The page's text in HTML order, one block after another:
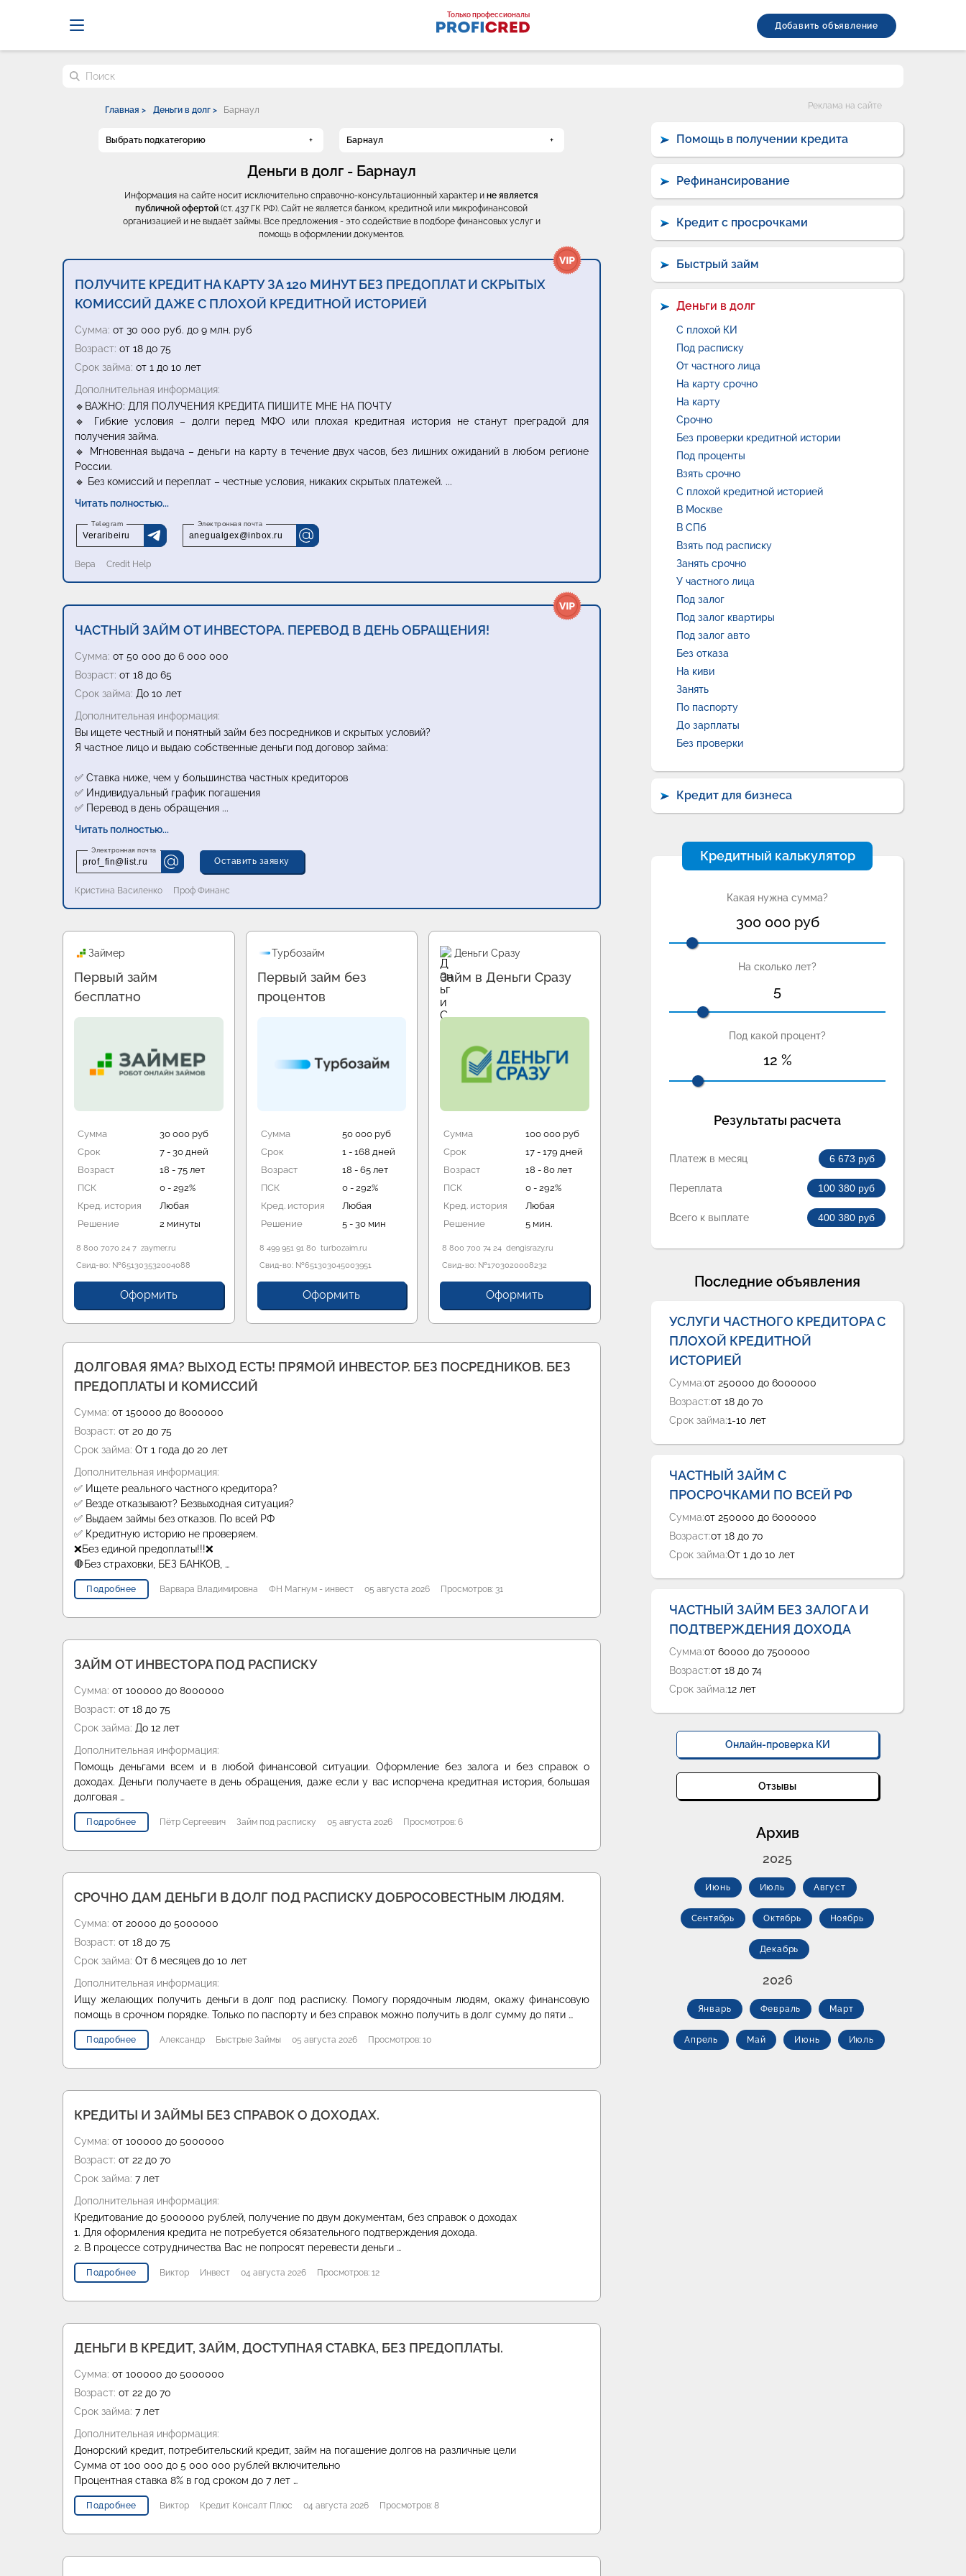
Только профессионалы
Добавить объявление
Поиск по сайту
Главная > Деньги в долг > Барнаул
Выбрать подкатегорию Барнаул
Деньги в долг - Барнаул
Информация на сайте носит исключительно справочно-консультационный характер ине является
публичной офертой (ст. 437 ГК РФ). Сайт не является банком, кредитной или микрофинансовой
организацией и не выдаёт займы. Все предложения - это содействие в подборе финансовых услуг и
помощь в оформлении документов.
ПОЛУЧИТЕ КРЕДИТ НА КАРТУ ЗА 120 МИНУТ БЕЗ ПРЕДОПЛАТ И СКРЫТЫХ
КОМИССИЙ ДАЖЕ С ПЛОХОЙ КРЕДИТНОЙ ИСТОРИЕЙ
Сумма: от 30 000 руб. до 9 млн. руб
Возраст: от 18 до 75
Срок займа: от 1 до 10 лет
Дополнительная информация:
🔹ВАЖНО: ДЛЯ ПОЛУЧЕНИЯ КРЕДИТА ПИШИТЕ МНЕ НА ПОЧТУ
🔹 Гибкие условия – долги перед МФО или плохая кредитная история не станут преградой для
получения займа.
🔹 Мгновенная выдача – деньги на карту в течение двух часов, без лишних ожиданий в любом регионе
России.
🔹 Без комиссий и переплат – честные условия, никаких скрытых платежей. ...
Читать полностью...
Veraribeiru anegualgex@inbox.ru
Вера Credit Help
ЧАСТНЫЙ ЗАЙМ ОТ ИНВЕСТОРА. ПЕРЕВОД В ДЕНЬ ОБРАЩЕНИЯ!
Сумма: от 50 000 до 6 000 000
Возраст: от 18 до 65
Срок займа: До 10 лет
Дополнительная информация:
Вы ищете честный и понятный займ без посредников и скрытых условий?
Я частное лицо и выдаю собственные деньги под договор займа:
✅ Ставка ниже, чем у большинства частных кредиторов
✅ Индивидуальный график погашения
✅ Перевод в день обращения ...
Читать полностью...
prof_fin@list.ru Оставить заявку
Кристина Василенко Проф Финанс
Промо
Займер
Первый займ
бесплатно
Сумма
30 000 руб
Срок
7 - 30 дней
Возраст
18 - 75 лет
ПСК
0 - 292%
Кред. история
Любая
Решение
2 минуты
8 800 7070 24 7 zaymer.ru
Свид-во: №651303532004088
Оформить
Турбозайм
Первый займ без
процентов
Сумма
50 000 руб
Срок
1 - 168 дней
Возраст
18 - 65 лет
ПСК
0 - 292%
Кред. история
Любая
Решение
5 - 30 мин
8 499 951 91 80 turbozaim.ru
Свид-во: №651303045003951
Оформить
Деньги Сразу
Займ в Деньги Сразу
Сумма
100 000 руб
Срок
17 - 179 дней
Возраст
18 - 80 лет
ПСК
0 - 292%
Кред. история
Любая
Решение
5 мин.
8 800 700 74 24 dengisrazy.ru
Свид-во: №1703020008232
Оформить
До зарплаты
0 - 292%
От 1 минуты
8 800 333 10 60 dozarplati.com
Срок
Возраст
ПСК
Решение
8 800 1001 363 srochnodengi.ru
ДОЛГОВАЯ ЯМА? ВЫХОД ЕСТЬ! ПРЯМОЙ ИНВЕСТОР. БЕЗ ПОСРЕДНИКОВ. БЕЗ
ПРЕДОПЛАТЫ И КОМИССИЙ
Сумма: от 150000 до 8000000
Возраст: от 20 до 75
Срок займа: От 1 года до 20 лет
Дополнительная информация:
✅ Ищете реального частного кредитора?
✅ Везде отказывают? Безвыходная ситуация?
✅ Выдаем займы без отказов. По всей РФ
✅ Кредитную историю не проверяем.
❌Без единой предоплаты!!!❌
🛑Без страховки, БЕЗ БАНКОВ, …
Подробнее Варвара Владимировна ФН Магнум - инвест 05 августа 2026 Просмотров: 31
ЗАЙМ ОТ ИНВЕСТОРА ПОД РАСПИСКУ
Сумма: от 100000 до 8000000
Возраст: от 18 до 75
Срок займа: До 12 лет
Дополнительная информация:
Помощь деньгами всем и в любой финансовой ситуации. Оформление без залога и без справок о
доходах. Деньги получаете в день обращения, даже если у вас испорчена кредитная история, большая
долговая …
Подробнее Пётр Сергеевич Займ под расписку 05 августа 2026 Просмотров: 6
СРОЧНО ДАМ ДЕНЬГИ В ДОЛГ ПОД РАСПИСКУ ДОБРОСОВЕСТНЫМ ЛЮДЯМ.
Сумма: от 20000 до 5000000
Возраст: от 18 до 75
Срок займа: От 6 месяцев до 10 лет
Дополнительная информация:
Ищу желающих получить деньги в долг под расписку. Помогу порядочным людям, окажу финансовую
помощь в срочном порядке. Только по паспорту и без справок можно получить в долг сумму до пяти …
Подробнее Александр Быстрые Займы 05 августа 2026 Просмотров: 10
КРЕДИТЫ И ЗАЙМЫ БЕЗ СПРАВОК О ДОХОДАХ.
Сумма: от 100000 до 5000000
Возраст: от 22 до 70
Срок займа: 7 лет
Дополнительная информация:
Кредитование до 5000000 рублей, получение по двум документам, без справок о доходах
1. Для оформления кредита не потребуется обязательного подтверждения дохода.
2. В процессе сотрудничества Вас не попросят перевести деньги …
Подробнее Виктор Инвест 04 августа 2026 Просмотров: 12
ДЕНЬГИ В КРЕДИТ, ЗАЙМ, ДОСТУПНАЯ СТАВКА, БЕЗ ПРЕДОПЛАТЫ.
Сумма: от 100000 до 5000000
Возраст: от 22 до 70
Срок займа: 7 лет
Дополнительная информация:
Донорский кредит, потребительский кредит, займ на погашение долгов на различные цели
Сумма от 100 000 до 5 000 000 рублей включительно
Процентная ставка 8% в год сроком до 7 лет …
Подробнее Виктор Кредит Консалт Плюс 04 августа 2026 Просмотров: 8
Реклама на сайте
Помощь в получении кредита
Рефинансирование
Кредит с просрочками
Быстрый займ
Деньги в долг
С плохой КИ
Под расписку
От частного лица
На карту срочно
На карту
Срочно
Без проверки кредитной истории
Под проценты
Взять срочно
С плохой кредитной историей
В Москве
В СПб
Взять под расписку
Занять срочно
У частного лица
Под залог
Под залог квартиры
Под залог авто
Без отказа
На киви
Занять
По паспорту
До зарплаты
Без проверки
Кредит для бизнеса
Кредитный калькулятор
Какая нужна сумма?
300 000руб
На сколько лет?
5
Под какой процент?
12 %
Результаты расчета
Платеж в месяц 6 673 руб
Переплата 100 380 руб
Всего к выплате 400 380 руб
Последние объявления
УСЛУГИ ЧАСТНОГО КРЕДИТОРА С
ПЛОХОЙ КРЕДИТНОЙ
ИСТОРИЕЙ
Сумма:от 250000 до 6000000
Возраст:от 18 до 70
Срок займа:1-10 лет
ЧАСТНЫЙ ЗАЙМ С
ПРОСРОЧКАМИ ПО ВСЕЙ РФ
Сумма:от 250000 до 6000000
Возраст:от 18 до 70
Срок займа:От 1 до 10 лет
ЧАСТНЫЙ ЗАЙМ БЕЗ ЗАЛОГА И
ПОДТВЕРЖДЕНИЯ ДОХОДА
Сумма:от 60000 до 7500000
Возраст:от 18 до 74
Срок займа:12 лет
Онлайн-проверка КИ
Отзывы
Архив
2025
Июнь Июль Август
Сентябрь Октябрь Ноябрь
Декабрь
2026
Январь Февраль Март
Апрель Май Июнь Июль